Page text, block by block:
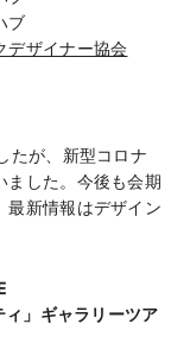
ブ
デザイナー協会
たが、新型コロナ
ました。今後も会期
最新情報はデザイン
ィ」ギャラリーツア